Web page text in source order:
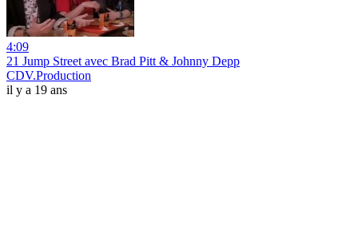
4:09
21 Jump Street avec Brad Pitt & Johnny Depp
CDV.Production
il y a 19 ans